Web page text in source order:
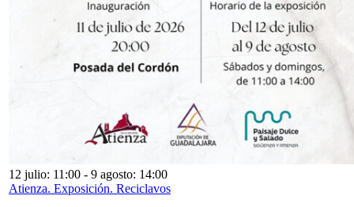
12 julio: 11:00 - 9 agosto: 14:00
Atienza. Exposición. Reciclavos